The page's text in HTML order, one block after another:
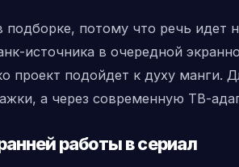
потому что речь идет
источника в очередной
проект подойдет к духу манги.
а через современную ТВ-
работы в сериал